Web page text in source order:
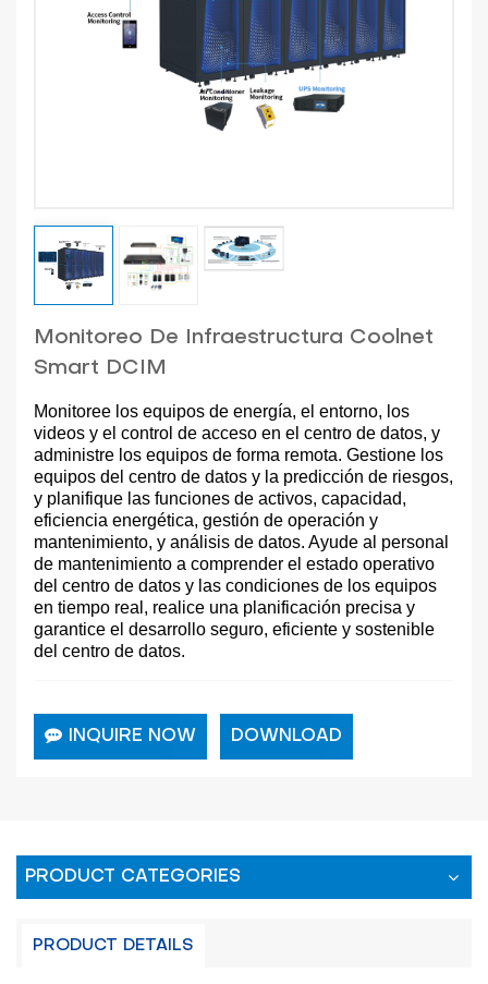
Monitoreo De Infraestructura Coolnet
Smart DCIM
Monitoree los equipos de energía, el entorno, los
videos y el control de acceso en el centro de datos, y
administre los equipos de forma remota. Gestione los
equipos del centro de datos y la predicción de riesgos,
y planifique las funciones de activos, capacidad,
eficiencia energética, gestión de operación y
mantenimiento, y análisis de datos. Ayude al personal
de mantenimiento a comprender el estado operativo
del centro de datos y las condiciones de los equipos
en tiempo real, realice una planificación precisa y
garantice el desarrollo seguro, eficiente y sostenible
del centro de datos.
INQUIRE NOW DOWNLOAD
PRODUCT CATEGORIES
PRODUCT DETAILS